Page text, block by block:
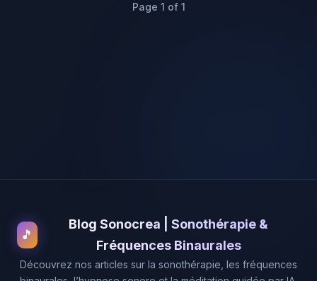
Page 1 of 1
🎵
Blog Sonocrea | Sonothérapie &
Fréquences Binaurales
Découvrez nos articles sur la sonothérapie, les fréquences